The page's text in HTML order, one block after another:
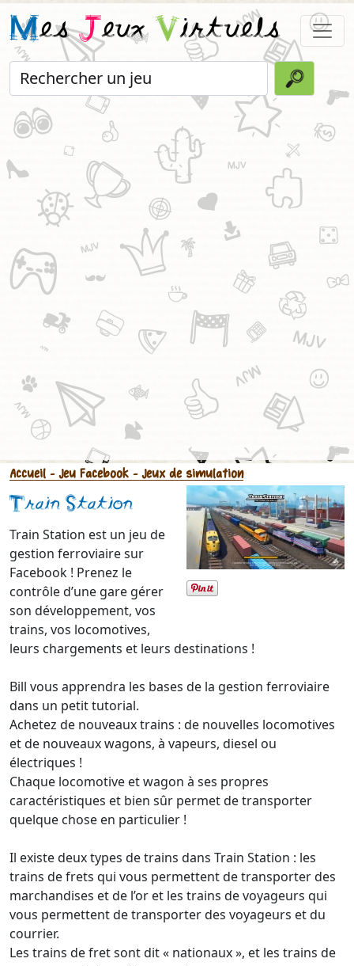
MesJeuxVirtuels
Accueil - Jeu Facebook - Jeux de simulation
Train Station
Train Station est un jeu de
gestion ferroviaire sur
Facebook ! Prenez le
contrôle d’une gare gérer
son développement, vos
trains, vos locomotives,
leurs chargements et leurs destinations !
Bill vous apprendra les bases de la gestion ferroviaire
dans un petit tutorial.
Achetez de nouveaux trains : de nouvelles locomotives
et de nouveaux wagons, à vapeurs, diesel ou
électriques !
Chaque locomotive et wagon à ses propres
caractéristiques et bien sûr permet de transporter
quelque chose en particulier !
Il existe deux types de trains dans Train Station : les
trains de frets qui vous permettent de transporter des
marchandises et de l’or et les trains de voyageurs qui
vous permettent de transporter des voyageurs et du
courrier.
Les trains de fret sont dit « nationaux », et les trains de